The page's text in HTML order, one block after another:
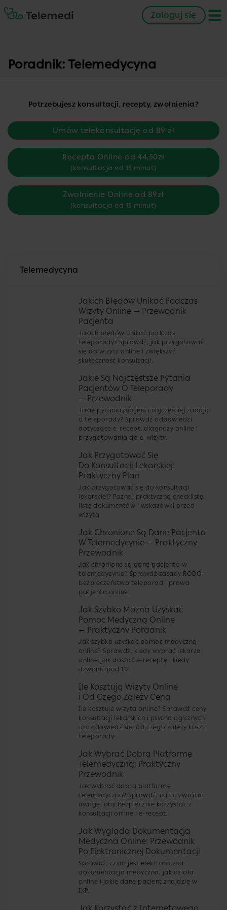
Zaloguj się
Poradnik: Telemedycyna
Potrzebujesz konsultacji, recepty, zwolnienia?
Umów telekonsultację od 89 zł
Recepta Online od 44,50zł
(konsultacja od 15 minut)
Zwolnienie Online od 89zł
(konsultacja od 15 minut)
Telemedycyna
Jakich Błędów Unikać Podczas
Wizyty Online — Przewodnik
Pacjenta
Jakich błędów unikać podczas
teleporady? Sprawdź, jak przygotować
się do wizyty online i zwiększyć
skuteczność konsultacji.
Jakie Są Najczęstsze Pytania
Pacjentów O Teleporady
— Przewodnik
Jakie pytania pacjenci najczęściej zadają
o teleporady? Sprawdź odpowiedzi
dotyczące e-recept, diagnozy online i
przygotowania do e-wizyty.
Jak Przygotować Się
Do Konsultacji Lekarskiej:
Praktyczny Plan
Jak przygotować się do konsultacji
lekarskiej? Poznaj praktyczną checklistę,
listę dokumentów i wskazówki przed
wizytą.
Jak Chronione Są Dane Pacjenta
W Telemedycynie — Praktyczny
Przewodnik
Jak chronione są dane pacjenta w
telemedycynie? Sprawdź zasady RODO,
bezpieczeństwo teleporad i prawa
pacjenta online.
Jak Szybko Można Uzyskać
Pomoc Medyczną Online
— Praktyczny Poradnik
Jak szybko uzyskać pomoc medyczną
online? Sprawdź, kiedy wybrać lekarza
online, jak dostać e-receptę i kiedy
dzwonić pod 112.
Ile Kosztują Wizyty Online
i Od Czego Zależy Cena
Ile kosztuje wizyta online? Sprawdź ceny
konsultacji lekarskich i psychologicznych
oraz dowiedz się, od czego zależy koszt
teleporady.
Jak Wybrać Dobrą Platformę
Telemedyczną: Praktyczny
Przewodnik
Jak wybrać dobrą platformę
telemedyczną? Sprawdź, na co zwrócić
uwagę, aby bezpiecznie korzystać z
konsultacji online i e-recept.
Jak Wygląda Dokumentacja
Medyczna Online: Przewodnik
Po Elektronicznej Dokumentacji
Sprawdź, czym jest elektroniczna
dokumentacja medyczna, jak działa
online i jakie dane pacjent znajdzie w
IKP.